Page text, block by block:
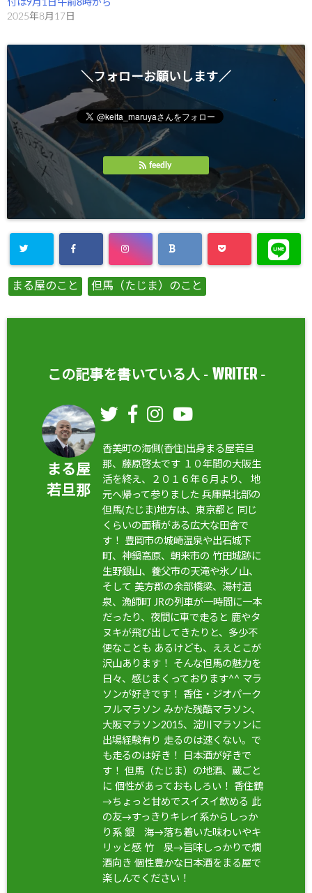
付は9月1日午前8時から
2025年8月17日
＼フォローお願いします／
feedly
まる屋のこと 但馬（たじま）のこと
この記事を書いている人 - WRITER-
まる屋
若旦那
香美町の海側(香住)出身まる屋若旦
那、藤原啓太です １０年間の大阪生
活を終え、２０１６年６月より、 地
元へ帰って参りました 兵庫県北部の
但馬(たじま)地方は、東京都と 同じ
くらいの面積がある広大な田舎で
す！ 豊岡市の城崎温泉や出石城下
町、神鍋高原、朝来市の 竹田城跡に
生野銀山、養父市の天滝や氷ノ山、
そして 美方郡の余部橋梁、湯村温
泉、漁師町 JRの列車が一時間に一本
だったり、夜間に車で走ると 鹿やタ
ヌキが飛び出してきたりと、多少不
便なことも あるけども、ええとこが
沢山あります！ そんな但馬の魅力を
日々、感じまくっております^^ マラ
ソンが好きです！ 香住・ジオパーク
フルマラソン みかた残酷マラソン、
大阪マラソン2015、淀川マラソンに
出場経験有り 走るのは速くない。で
も走るのは好き！ 日本酒が好きで
す！ 但馬（たじま）の地酒、蔵ごと
に 個性があっておもしろい！ 香住鶴
→ちょっと甘めでスイスイ飲める 此
の友→すっきりキレイ系からしっか
り系 銀 海→落ち着いた味わいやキ
リッと感 竹 泉→旨味しっかりで燗
酒向き 個性豊かな日本酒をまる屋で
楽しんでください！